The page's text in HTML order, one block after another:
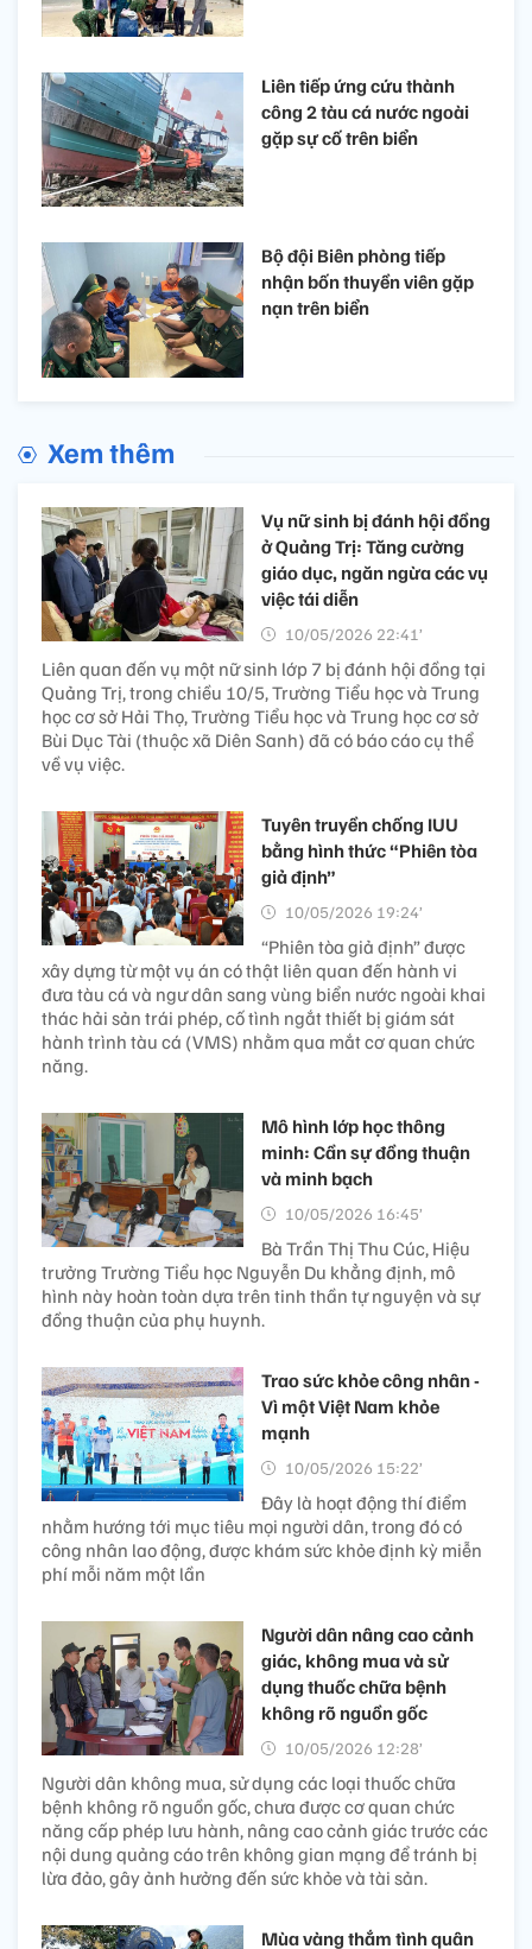
Liên tiếp ứng cứu thành
công 2 tàu cá nước ngoài
gặp sự cố trên biển
Bộ đội Biên phòng tiếp
nhận bốn thuyền viên gặp
nạn trên biển
Xem thêm
Vụ nữ sinh bị đánh hội đồng
ở Quảng Trị: Tăng cường
giáo dục, ngăn ngừa các vụ
việc tái diễn
10/05/2026 22:41’
Liên quan đến vụ một nữ sinh lớp 7 bị đánh hội đồng tại
Quảng Trị, trong chiều 10/5, Trường Tiểu học và Trung
học cơ sở Hải Thọ, Trường Tiểu học và Trung học cơ sở
Bùi Dục Tài (thuộc xã Diên Sanh) đã có báo cáo cụ thể
về vụ việc.
Tuyên truyền chống IUU
bằng hình thức “Phiên tòa
giả định”
10/05/2026 19:24’
“Phiên tòa giả định” được
xây dựng từ một vụ án có thật liên quan đến hành vi
đưa tàu cá và ngư dân sang vùng biển nước ngoài khai
thác hải sản trái phép, cố tình ngắt thiết bị giám sát
hành trình tàu cá (VMS) nhằm qua mắt cơ quan chức
năng.
Mô hình lớp học thông
minh: Cần sự đồng thuận
và minh bạch
10/05/2026 16:45’
Bà Trần Thị Thu Cúc, Hiệu
trưởng Trường Tiểu học Nguyễn Du khẳng định, mô
hình này hoàn toàn dựa trên tinh thần tự nguyện và sự
đồng thuận của phụ huynh.
Trao sức khỏe công nhân -
Vì một Việt Nam khỏe
mạnh
10/05/2026 15:22’
Đây là hoạt động thí điểm
nhằm hướng tới mục tiêu mọi người dân, trong đó có
công nhân lao động, được khám sức khỏe định kỳ miễn
phí mỗi năm một lần
Người dân nâng cao cảnh
giác, không mua và sử
dụng thuốc chữa bệnh
không rõ nguồn gốc
10/05/2026 12:28’
Người dân không mua, sử dụng các loại thuốc chữa
bệnh không rõ nguồn gốc, chưa được cơ quan chức
năng cấp phép lưu hành, nâng cao cảnh giác trước các
nội dung quảng cáo trên không gian mạng để tránh bị
lừa đảo, gây ảnh hưởng đến sức khỏe và tài sản.
Mùa vàng thắm tình quân